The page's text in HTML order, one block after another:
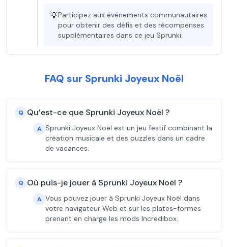
💡Participez aux événements communautaires
pour obtenir des défis et des récompenses
supplémentaires dans ce jeu Sprunki.
FAQ sur Sprunki Joyeux Noël
Q Qu’est-ce que Sprunki Joyeux Noël ?
A Sprunki Joyeux Noël est un jeu festif combinant la
création musicale et des puzzles dans un cadre
de vacances.
Q Où puis-je jouer à Sprunki Joyeux Noël ?
A Vous pouvez jouer à Sprunki Joyeux Noël dans
votre navigateur Web et sur les plates-formes
prenant en charge les mods Incredibox.